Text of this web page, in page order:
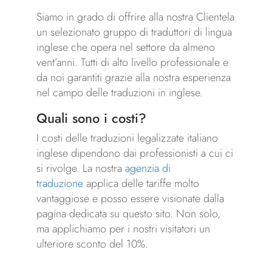
Siamo in grado di offrire alla nostra Clientela
un selezionato gruppo di traduttori di lingua
inglese che opera nel settore da almeno
vent’anni. Tutti di alto livello professionale e
da noi garantiti grazie alla nostra esperienza
nel campo delle traduzioni in inglese.
Quali sono i costi?
I costi delle traduzioni legalizzate italiano
inglese dipendono dai professionisti a cui ci
si rivolge. La nostraagenzia di
traduzioneapplica delle tariffe molto
vantaggiose e posso essere visionate dalla
pagina dedicata su questo sito. Non solo,
ma applichiamo per i nostri visitatori un
ulteriore sconto del 10%.